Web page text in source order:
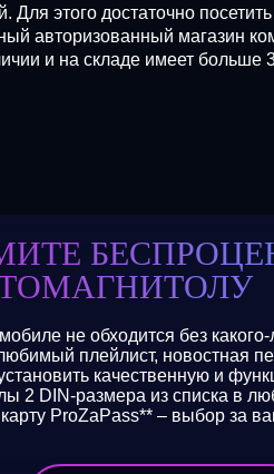
этого достаточно
авторизованный магазин
и на складе имеет больше
не обходится без
плейлист, новостная
качественную и
2 DIN-размера из списка в
ProZaPass** – выбор за